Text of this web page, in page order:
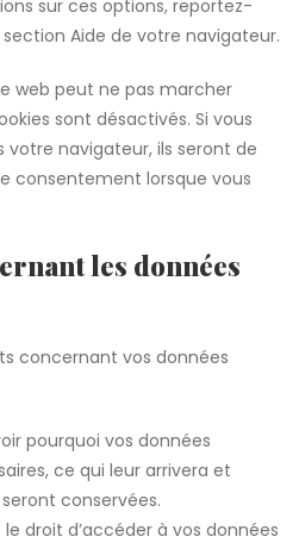
sur ces options, reportez-
Aide de votre navigateur.
web peut ne pas marcher
sont désactivés. Si vous
votre navigateur, ils seront de
consentement lorsque vous
les données
concernant vos données
pourquoi vos données
ce qui leur arrivera et
conservées.
le droit d’accéder à vos données